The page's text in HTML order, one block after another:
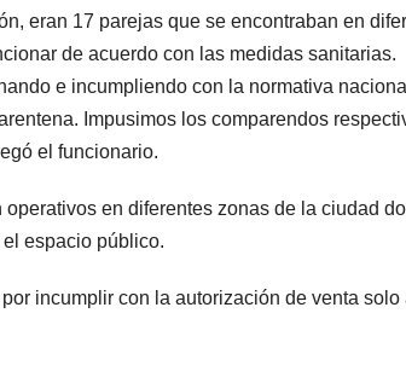
eran 17 parejas que se encontraban en
de acuerdo con las medidas sanitarias.
e incumpliendo con la normativa
Impusimos los comparendos
el funcionario.
en diferentes zonas de la ciudad
espacio público.
incumplir con la autorización de venta solo